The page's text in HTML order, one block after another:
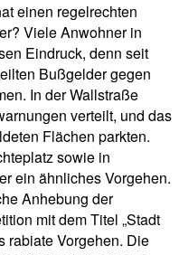
einen regelrechten
Viele Anwohner in
Eindruck, denn seit
Bußgelder gegen
In der Wallstraße
verteilt, und das
Flächen parkten.
sowie in
ein ähnliches Vorgehen.
Anhebung der
mit dem Titel „Stadt
rabiate Vorgehen. Die